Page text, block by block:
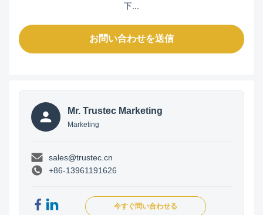
下...
お問い合わせを送信
Mr. Trustec Marketing
Marketing
sales@trustec.cn
+86-13961191626
今すぐ問い合わせる